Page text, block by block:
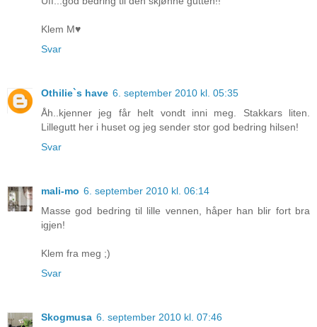
Klem M♥
Svar
Othilie`s have 6. september 2010 kl. 05:35
Åh..kjenner jeg får helt vondt inni meg. Stakkars liten.
Lillegutt her i huset og jeg sender stor god bedring hilsen!
Svar
mali-mo 6. september 2010 kl. 06:14
Masse god bedring til lille vennen, håper han blir fort bra
igjen!
Klem fra meg ;)
Svar
Skogmusa 6. september 2010 kl. 07:46